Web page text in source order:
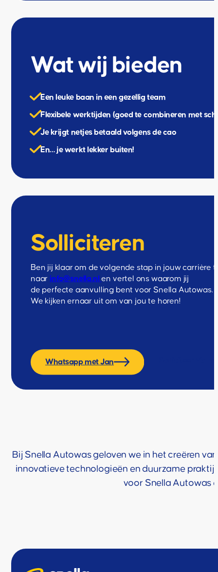
Wat wij bieden
Een leuke baan in een gezellig team
Flexibele werktijden (goed te combineren met
Je krijgt netjes betaald volgens de cao
En… je werkt lekker buiten!
Solliciteren
Ben jij klaar om de volgende stap in jouw
naar info@snella.nlen vertel ons waarom jij
de perfecte aanvulling bent voor Snella Autowas.
We kijken ernaar uit om van jou te horen!
Whatsapp met Jan
Bij Snella Autowas geloven we in het creëren
innovatieve technologieën en duurzame
voor Snella Autowas